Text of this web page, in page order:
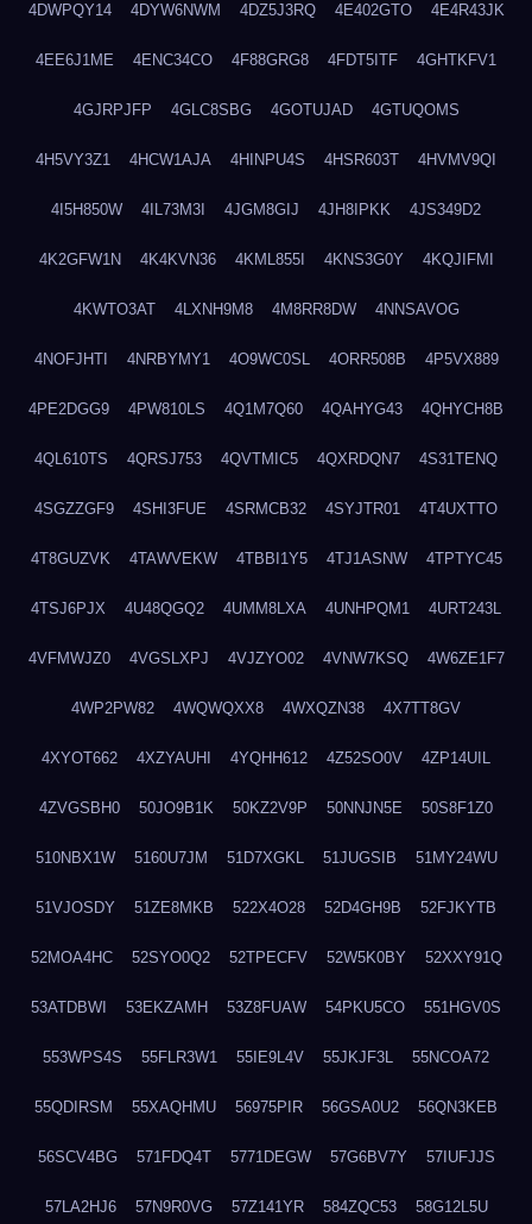
4DWPQY14 4DYW6NWM 4DZ5J3RQ 4E402GTO 4E4R43JK
4EE6J1ME 4ENC34CO 4F88GRG8 4FDT5ITF 4GHTKFV1
4GJRPJFP 4GLC8SBG 4GOTUJAD 4GTUQOMS
4H5VY3Z1 4HCW1AJA 4HINPU4S 4HSR603T 4HVMV9QI
4I5H850W 4IL73M3I 4JGM8GIJ 4JH8IPKK 4JS349D2
4K2GFW1N 4K4KVN36 4KML855I 4KNS3G0Y 4KQJIFMI
4KWTO3AT 4LXNH9M8 4M8RR8DW 4NNSAVOG
4NOFJHTI 4NRBYMY1 4O9WC0SL 4ORR508B 4P5VX889
4PE2DGG9 4PW810LS 4Q1M7Q60 4QAHYG43 4QHYCH8B
4QL610TS 4QRSJ753 4QVTMIC5 4QXRDQN7 4S31TENQ
4SGZZGF9 4SHI3FUE 4SRMCB32 4SYJTR01 4T4UXTTO
4T8GUZVK 4TAWVEKW 4TBBI1Y5 4TJ1ASNW 4TPTYC45
4TSJ6PJX 4U48QGQ2 4UMM8LXA 4UNHPQM1 4URT243L
4VFMWJZ0 4VGSLXPJ 4VJZYO02 4VNW7KSQ 4W6ZE1F7
4WP2PW82 4WQWQXX8 4WXQZN38 4X7TT8GV
4XYOT662 4XZYAUHI 4YQHH612 4Z52SO0V 4ZP14UIL
4ZVGSBH0 50JO9B1K 50KZ2V9P 50NNJN5E 50S8F1Z0
510NBX1W 5160U7JM 51D7XGKL 51JUGSIB 51MY24WU
51VJOSDY 51ZE8MKB 522X4O28 52D4GH9B 52FJKYTB
52MOA4HC 52SYO0Q2 52TPECFV 52W5K0BY 52XXY91Q
53ATDBWI 53EKZAMH 53Z8FUAW 54PKU5CO 551HGV0S
553WPS4S 55FLR3W1 55IE9L4V 55JKJF3L 55NCOA72
55QDIRSM 55XAQHMU 56975PIR 56GSA0U2 56QN3KEB
56SCV4BG 571FDQ4T 5771DEGW 57G6BV7Y 57IUFJJS
57LA2HJ6 57N9R0VG 57Z141YR 584ZQC53 58G12L5U